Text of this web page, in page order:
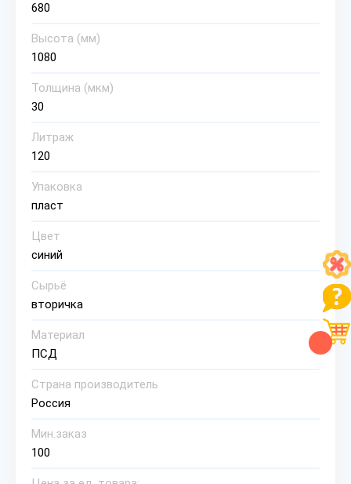
680
Высота (мм)
1080
Толщина (мкм)
30
Литраж
120
Упаковка
пласт
Цвет
синий
Сырьё
вторичка
Материал
ПСД
Страна производитель
Россия
Мин.заказ
100